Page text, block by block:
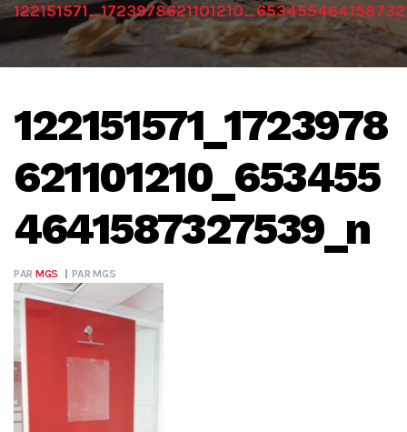
122151571_1723978
621101210_653455
4641587327539_n
PAR MGS PARMGS